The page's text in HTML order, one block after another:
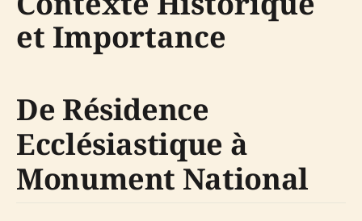
et Importance
De Résidence
Ecclésiastique à
Monument National